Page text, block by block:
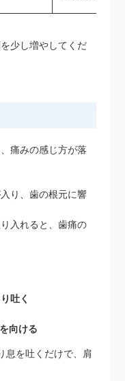
少し増やしてくだ
痛みの感じ方が落
り、歯の根元に響
入れると、歯痛の
吐く
向ける
息を吐くだけで、肩